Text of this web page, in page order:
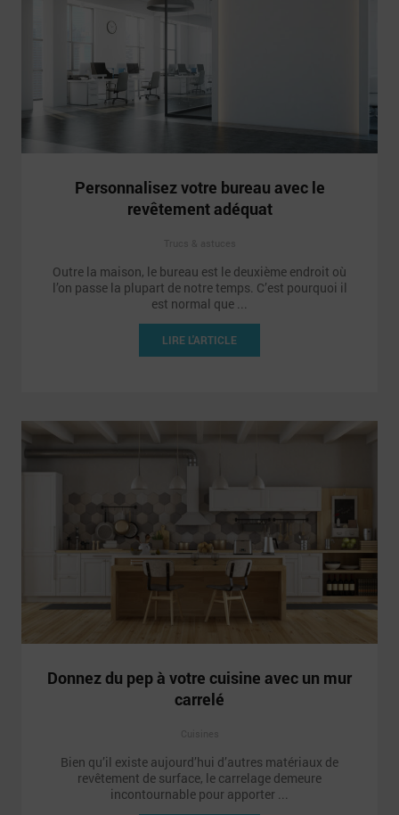
Personnalisez votre bureau avec le
revêtement adéquat
Outre la maison, le bureau est le deuxième endroit où
l’on passe la plupart de notre temps. C’est pourquoi il
est normal que ...
LIRE L'ARTICLE
Donnez du pep à votre cuisine avec un mur
carrelé
Bien qu’il existe aujourd’hui d’autres matériaux de
revêtement de surface, le carrelage demeure
incontournable pour apporter ...